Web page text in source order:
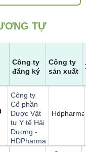
TỰ
Công ty
đăng ký
Công ty
sản xuất
Công ty
Cổ phần
Dược Vật
tư Y tế Hải
Dương -
HDPharma
Hdpharma